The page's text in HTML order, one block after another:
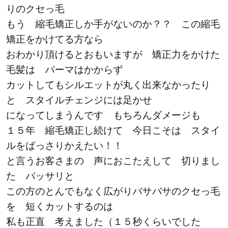
りのクセっ毛
もう 縮毛矯正しか手がないのか？？ この縮毛
矯正をかけてる方なら
おわかり頂けるとおもいますが 矯正力をかけた
毛髪は パーマはかからず
カットしてもシルエットが丸く出来なかったり
と スタイルチェンジには足かせ
になってしまうんです もちろんダメージも
１５年 縮毛矯正し続けて 今日こそは スタイ
ルをばっさりかえたい！！
と言うお客さまの 声におこたえして 切りまし
た バッサリと
この方のとんでもなく広がりバサバサのクセっ毛
を 短くカットするのは
私も正直 考えました（１５秒くらいでした